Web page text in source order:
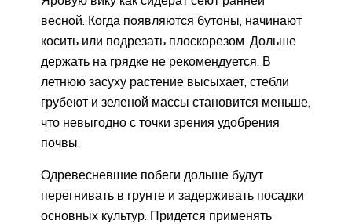
весной. Когда появляются бутоны, начинают
косить или подрезать плоскорезом. Дольше
держать на грядке не рекомендуется. В
летнюю засуху растение высыхает, стебли
грубеют и зеленой массы становится меньше,
что невыгодно с точки зрения удобрения
почвы.
Одревесневшие побеги дольше будут
перегнивать в грунте и задерживать посадки
основных культур. Придется применять